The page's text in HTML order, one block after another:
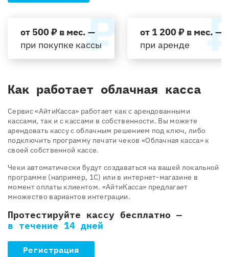
от 500 ₽ в мес. —
при покупке кассы
от 1 200 ₽ в мес. —
при аренде
Как работает облачная касса
Cервис «АйтиКасса» работает как с арендованными
кассами, так и с кассами в собственности. Вы можете
арендовать кассу с облачным решением под ключ, либо
подключить программу печати чеков «Облачная касса» к
своей собственной кассе.
Чеки автоматически будут создаваться на вашей локальной
программе (например, 1С) или в интернет-магазине в
момент оплаты клиентом. «АйтиКасса» предлагает
множество вариантов интеграции.
Протестируйте кассу бесплатно —
в течение 14 дней
Регистрация